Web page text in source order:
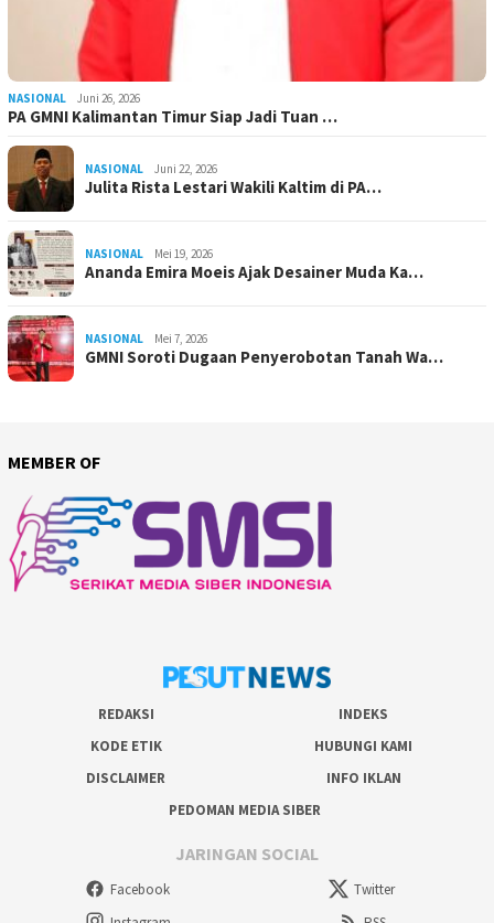
NASIONAL Juni 26, 2026
PA GMNI Kalimantan Timur Siap Jadi Tuan …
NASIONAL Juni 22, 2026
Julita Rista Lestari Wakili Kaltim di PA…
NASIONAL Mei 19, 2026
Ananda Emira Moeis Ajak Desainer Muda Ka…
NASIONAL Mei 7, 2026
GMNI Soroti Dugaan Penyerobotan Tanah Wa…
MEMBER OF
REDAKSI
INDEKS
KODE ETIK
HUBUNGI KAMI
DISCLAIMER
INFO IKLAN
PEDOMAN MEDIA SIBER
JARINGAN SOCIAL
Facebook
Twitter